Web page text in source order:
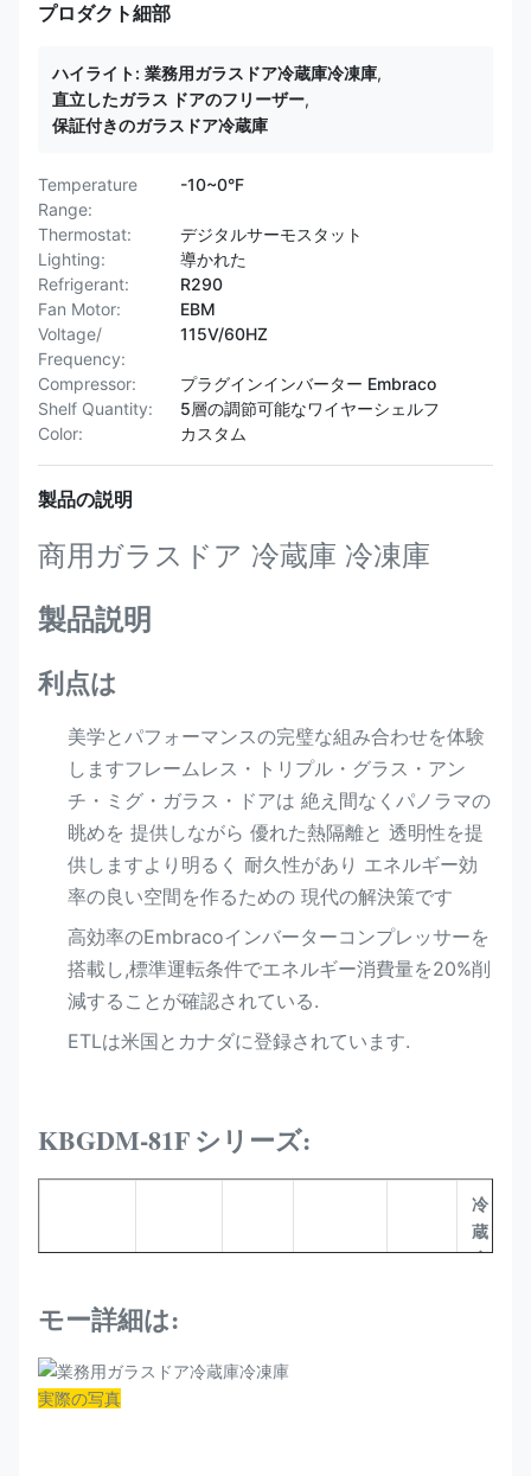
プロダクト細部
ハイライト: 業務用ガラスドア冷蔵庫冷凍庫,
直立したガラス ドアのフリーザー,
保証付きのガラスドア冷蔵庫
Temperature
Range:
-10~0°F
Thermostat:
デジタルサーモスタット
Lighting:
導かれた
Refrigerant:
R290
Fan Motor:
EBM
Voltage/
Frequency:
115V/60HZ
Compressor:
プラグインインバーター Embraco
Shelf Quantity:
5層の調節可能なワイヤーシェルフ
Color:
カスタム
製品の説明
商用ガラスドア 冷蔵庫 冷凍庫
製品説明
利点は
美学とパフォーマンスの完璧な組み合わせを体験
しますフレームレス・トリプル・グラス・アン
チ・ミグ・ガラス・ドアは 絶え間なくパノラマの
眺めを 提供しながら 優れた熱隔離と 透明性を提
供しますより明るく 耐久性があり エネルギー効
率の良い空間を作るための 現代の解決策です
高効率のEmbracoインバーターコンプレッサーを
搭載し,標準運転条件でエネルギー消費量を20%削
減することが確認されている.
ETLは米国とカナダに登録されています.
KBGDM-81Fシリーズ:
冷
蔵
庫
モー詳細は:
実際の写真